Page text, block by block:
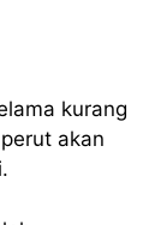
kurang
akan